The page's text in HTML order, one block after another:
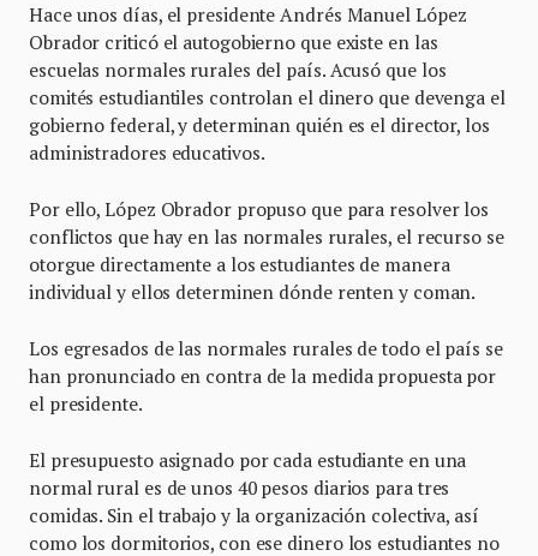
Hace unos días, el presidente Andrés Manuel López
Obrador criticó el autogobierno que existe en las
escuelas normales rurales del país. Acusó que los
comités estudiantiles controlan el dinero que devenga el
gobierno federal, y determinan quién es el director, los
administradores educativos.
Por ello, López Obrador propuso que para resolver los
conflictos que hay en las normales rurales, el recurso se
otorgue directamente a los estudiantes de manera
individual y ellos determinen dónde renten y coman.
Los egresados de las normales rurales de todo el país se
han pronunciado en contra de la medida propuesta por
el presidente.
El presupuesto asignado por cada estudiante en una
normal rural es de unos 40 pesos diarios para tres
comidas. Sin el trabajo y la organización colectiva, así
como los dormitorios, con ese dinero los estudiantes no